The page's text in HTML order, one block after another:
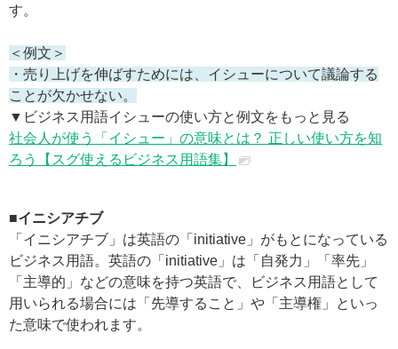
す。
＜例文＞
・売り上げを伸ばすためには、イシューについて議論する
ことが欠かせない。
▼ビジネス用語イシューの使い方と例文をもっと見る
社会人が使う「イシュー」の意味とは？ 正しい使い方を知
ろう【スグ使えるビジネス用語集】
■イニシアチブ
「イニシアチブ」は英語の「initiative」がもとになっている
ビジネス用語。英語の「initiative」は「自発力」「率先」
「主導的」などの意味を持つ英語で、ビジネス用語として
用いられる場合には「先導すること」や「主導権」といっ
た意味で使われます。